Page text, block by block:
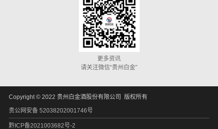
更多资讯
请关注微信“贵州白金”
Copyright © 2022 贵州白金酒股份有限公司 版权所有
贵公网安备 52038202001746号
黔ICP备2021003682号-2